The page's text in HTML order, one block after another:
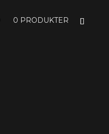
0 PRODUKTER